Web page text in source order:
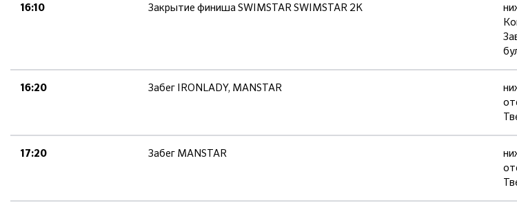
16:10 Закрытие финиша SWIMSTAR SWIMSTAR 2K
16:20 Забег IRONLADY, MANSTAR
17:20 Забег MANSTAR